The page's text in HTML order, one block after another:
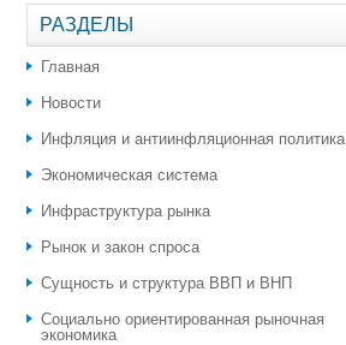
РАЗДЕЛЫ
Главная
Новости
Инфляция и антиинфляционная политика
Экономическая система
Инфраструктура рынка
Рынок и закон спроса
Сущность и структура ВВП и ВНП
Социально ориентированная рыночная
экономика